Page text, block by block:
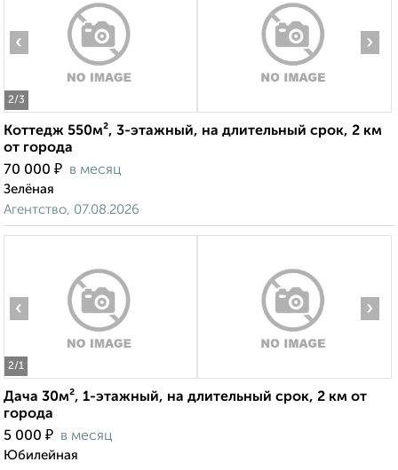
2/3
‹ ›
Коттедж 550м², 3-этажный, на длительный срок, 2 км
от города
70 000 ₽ в месяц
Зелёная
Агентство, 07.08.2026
2/1
‹ ›
Дача 30м², 1-этажный, на длительный срок, 2 км от
города
5 000 ₽ в месяц
Юбилейная